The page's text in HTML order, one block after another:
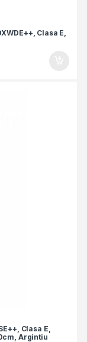
Clasa E,
Clasa E,
Argintiu